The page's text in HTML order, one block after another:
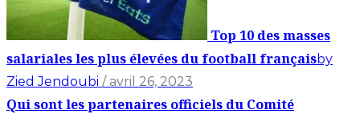
Top 10 des masses
salariales les plus élevées du football françaisby
Zied Jendoubi / avril 26, 2023
Qui sont les partenaires officiels du Comité